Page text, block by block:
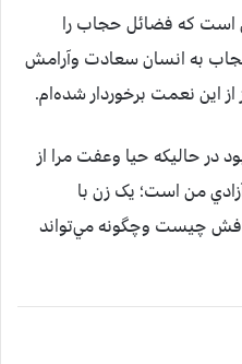
است که فضائل حجاب را
به انسان سعادت وآرامش
اين نعمت برخوردار شده‌ام.
حاليکه حيا وعفت مرا از
من است؛ يک زن با
چيست وچگونه مي‌تواند